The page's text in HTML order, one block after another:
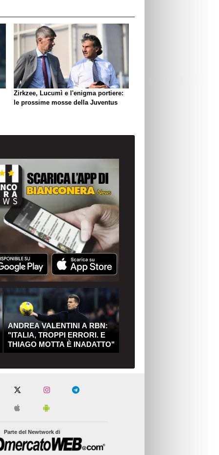
Zirkzee, Lucumì e l'enigma portiere:
le prossime mosse della Juventus
ANDREA VALENTINI A RBN:
"ITALIA, TROPPI ERRORI. E
THIAGO MOTTA È INADATTO"
Parte del Newtwork di